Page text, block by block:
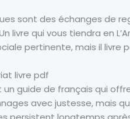
sont des échanges de
livre qui vous tiendra en
pertinente, mais il livre
livre pdf
un guide de français qui
avec justesse, mais